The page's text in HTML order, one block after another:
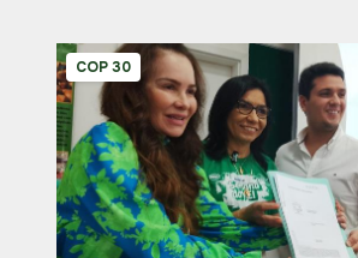
COP 30